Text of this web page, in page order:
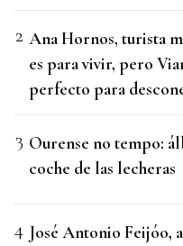
Ana Hornos, turista
es para vivir, pero
perfecto para
Ourense no tempo:
coche de las lecheras
José Antonio Feijóo,